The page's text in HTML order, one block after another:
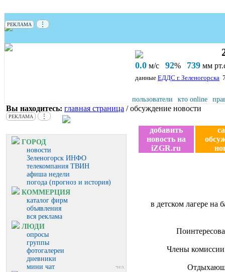
РЕКЛАМА ⋮
0.0 м/с 92% 739 мм
данные ЕДДС г. Зеленогорска
пользователи кто online
Вы находитесь: главная страница / обсуждение новости
РЕКЛАМА ⋮
ГОРОД
новости
Зеленогорск ИНФО
телекомпания ТВИН
афиша недели
погода (прогноз и история)
КОММЕРЦИЯ
каталог фирм
объявления
вся реклама
ЛЮДИ
опросы
группы
фотогалереи
дневники
мини чат
чел.
добавить
новость на
iZGR.ru
в детском лагере на
Члены комиссии